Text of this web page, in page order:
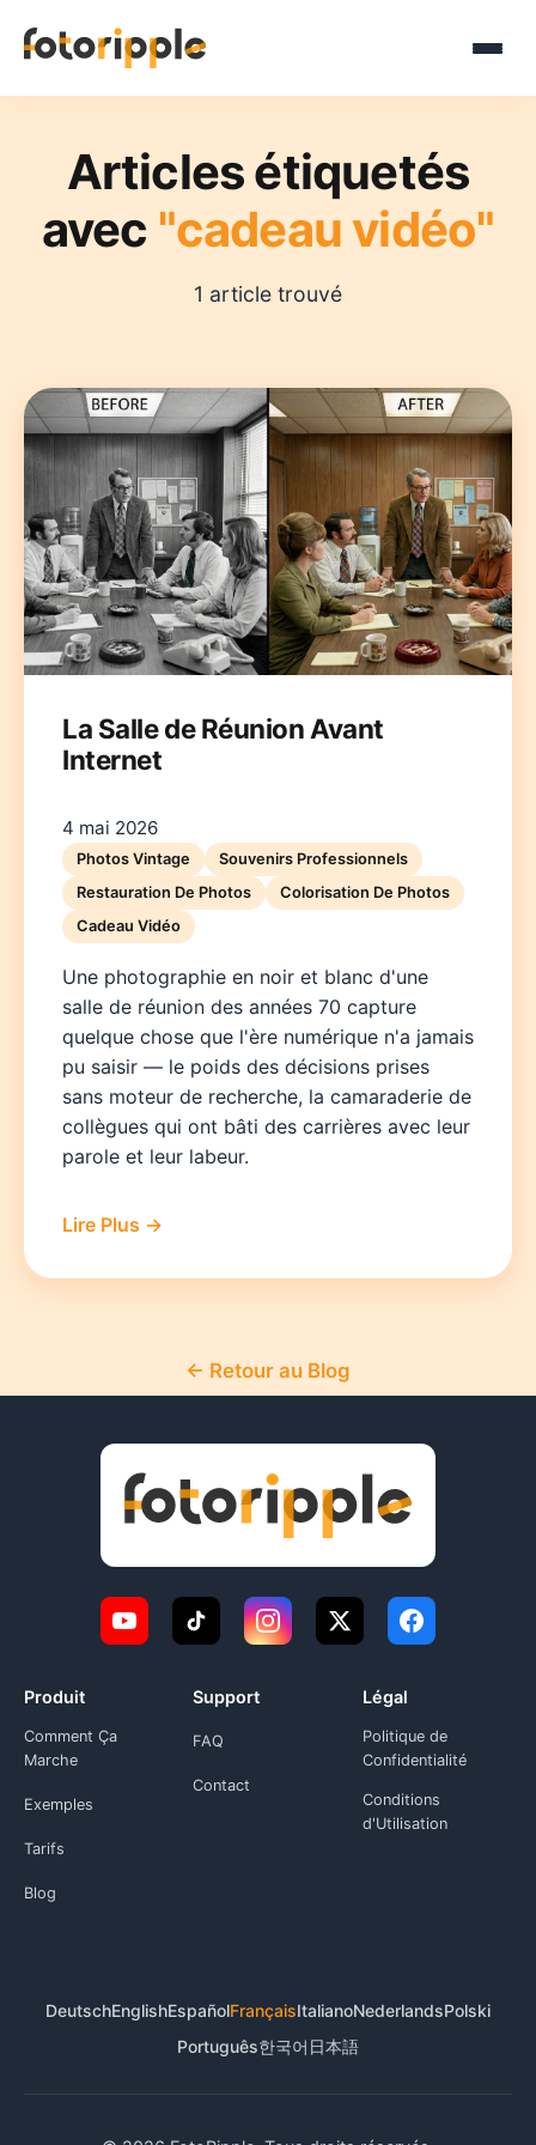
Deutsch
Nederlands
Articles étiquetés
avec "cadeau vidéo"
1 article trouvé
La Salle de Réunion Avant
Internet
4 mai 2026
Photos Vintage
Souvenirs Professionnels
Restauration De Photos
Colorisation De Photos
Cadeau Vidéo
Une photographie en noir et blanc d'une
salle de réunion des années 70 capture
quelque chose que l'ère numérique n'a jamais
pu saisir — le poids des décisions prises
sans moteur de recherche, la camaraderie de
collègues qui ont bâti des carrières avec leur
parole et leur labeur.
Lire Plus →
← Retour au Blog
Produit
Comment Ça
Marche
Exemples
Tarifs
Blog
Support
FAQ
Contact
Légal
Politique de
Confidentialité
Conditions
d'Utilisation
DeutschEnglishEspañolFrançaisItalianoNederlandsPolski
Português한국어 日本語